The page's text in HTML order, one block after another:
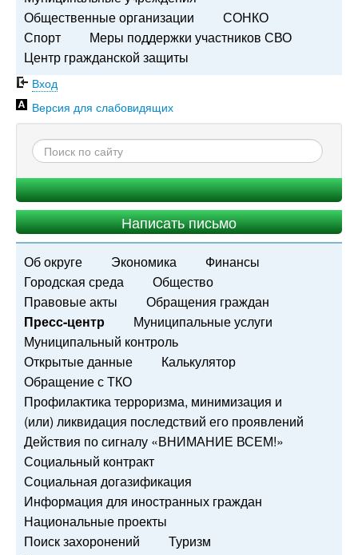
Общественные организации
СОНКО
Спорт
Меры поддержки участников СВО
Центр гражданской защиты
Вход
Версия для слабовидящих
Написать письмо
Об округе Экономика
Финансы
Городская среда
Общество
Правовые акты
Обращения граждан
Пресс-центр
Муниципальные услуги
Муниципальный контроль
Открытые данные
Калькулятор
Обращение с ТКО
Профилактика терроризма, минимизация и
(или) ликвидация последствий его проявлений
Действия по сигналу «ВНИМАНИЕ ВСЕМ!»
Социальный контракт
Социальная догазификация
Информация для иностранных граждан
Национальные проекты
Поиск захоронений
Туризм